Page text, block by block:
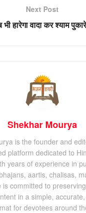
Next Post
हारेगा वादा कर श्याम
Shekhar Mourya
is the founder and
platform dedicated to
years of experience in
aartis, chalisas,
is committed to
in a simple,
for devotees around